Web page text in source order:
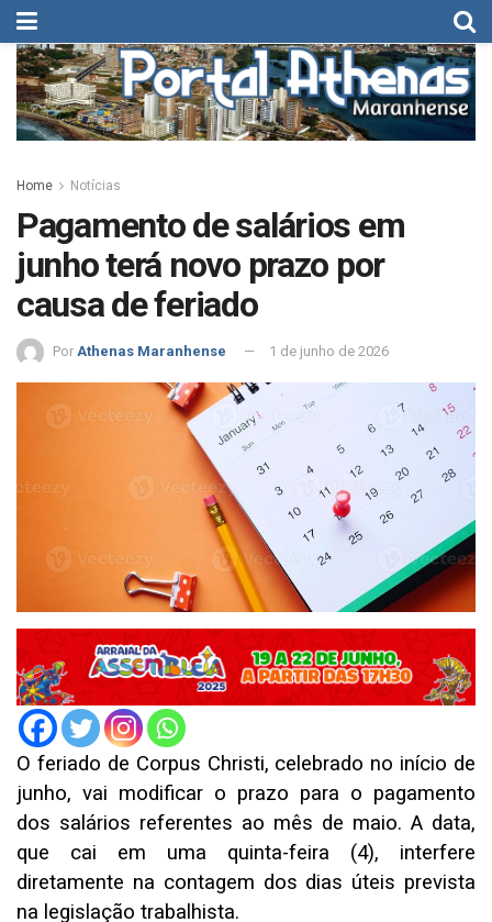
Home Notícias
Pagamento de salários em
junho terá novo prazo por
causa de feriado
Por Athenas Maranhense 1 de junho de 2026
O feriado de Corpus Christi, celebrado no início de
junho, vai modificar o prazo para o pagamento
dos salários referentes ao mês de maio. A data,
que cai em uma quinta-feira (4), interfere
diretamente na contagem dos dias úteis prevista
na legislação trabalhista.